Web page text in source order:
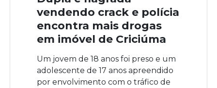
vendendo crack e polícia
encontra mais drogas
em imóvel de Criciúma
Um jovem de 18 anos foi preso e um
adolescente de 17 anos apreendido
por envolvimento com o tráfico de